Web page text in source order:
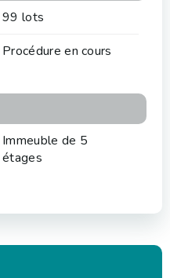
99 lots
Procédure en cours
Immeuble de 5
étages